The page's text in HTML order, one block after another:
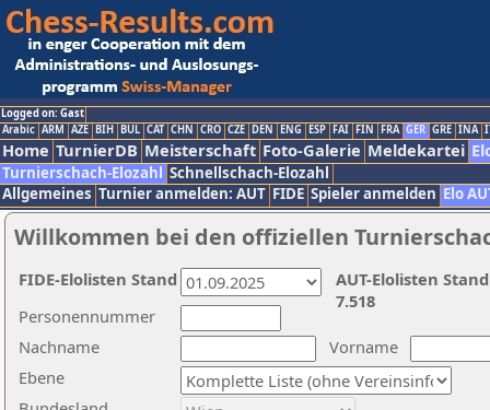
Logged on: Gast
Arabic ARM AZE BIH BUL CAT CHN CRO CZE DEN ENG ESP FAI FIN FRA GER GRE INA
Home TurnierDB Meisterschaft Foto-Galerie Meldekartei
Turnierschach-Elozahl Schnellschach-Elozahl
Allgemeines Turnier anmelden: AUT FIDE Spieler anmelden Elo
Willkommen bei den offiziellen
Nachname
Vorname
Ebene
Personennummer
AUT-Elolisten
7.518
FIDE-Elolisten Stand